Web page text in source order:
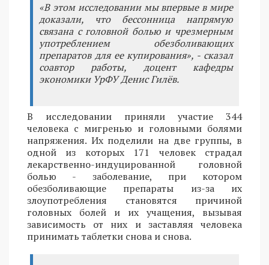
«В этом исследовании мы впервые в мире
доказали, что бессонница напрямую
связана с головной болью и чрезмерным
употреблением обезболивающих
препаратов для ее купирования», - сказал
соавтор работы, доцент кафедры
экономики УрФУ Денис Гилёв.
В исследовании приняли участие 344
человека с мигренью и головными болями
напряжения. Их поделили на две группы, в
одной из которых 171 человек страдал
лекарственно-индуцированной головной
болью - заболевание, при котором
обезболивающие препараты из-за их
злоупотребления становятся причиной
головных болей и их учащения, вызывая
зависимость от них и заставляя человека
принимать таблетки снова и снова.